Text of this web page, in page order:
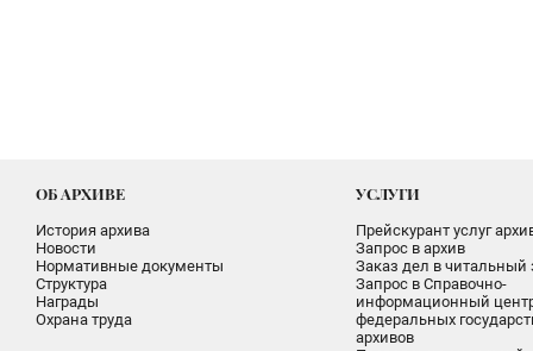
ОБ АРХИВЕ
История архива
Новости
Нормативные документы
Структура
Награды
Охрана труда
УСЛУГИ
Прейскурант услуг
Запрос в архив
Заказ дел в читальный
Запрос в Справочно-
информационный
федеральных
архивов